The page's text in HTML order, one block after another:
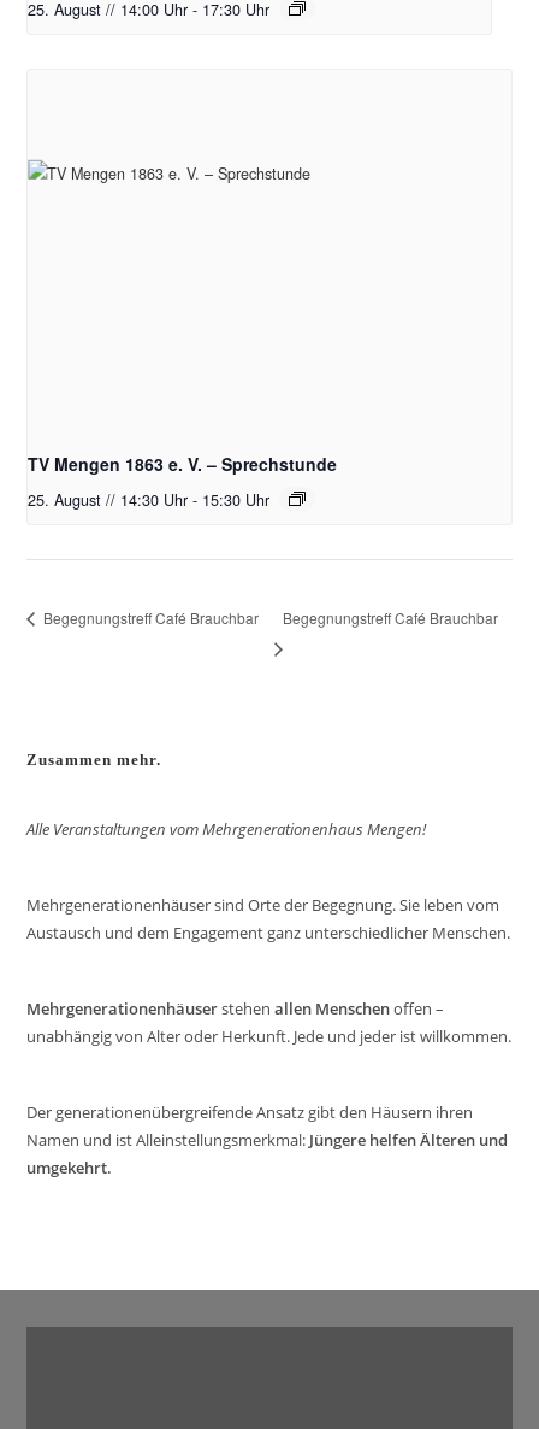
25. August // 14:00 Uhr - 17:30 Uhr
TV Mengen 1863 e. V. – Sprechstunde
25. August // 14:30 Uhr - 15:30 Uhr
Begegnungstreff Café Brauchbar Begegnungstreff Café Brauchbar
Zusammen mehr.
Alle Veranstaltungen vom Mehrgenerationenhaus Mengen!
Mehrgenerationenhäuser sind Orte der Begegnung. Sie leben vom
Austausch und dem Engagement ganz unterschiedlicher Menschen.
Mehrgenerationenhäuserstehenallen Menschenoffen –
unabhängig von Alter oder Herkunft. Jede und jeder ist willkommen.
Der generationenübergreifende Ansatz gibt den Häusern ihren
Namen und ist Alleinstellungsmerkmal: Jüngere helfen Älteren und
umgekehrt.